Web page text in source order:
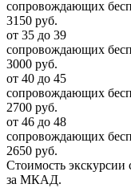
сопровождающих
3150 руб.
от 35 до 39
сопровождающих
3000 руб.
от 40 до 45
сопровождающих
2700 руб.
от 46 до 48
сопровождающих
2650 руб.
Стоимость экскурсии
за МКАД.